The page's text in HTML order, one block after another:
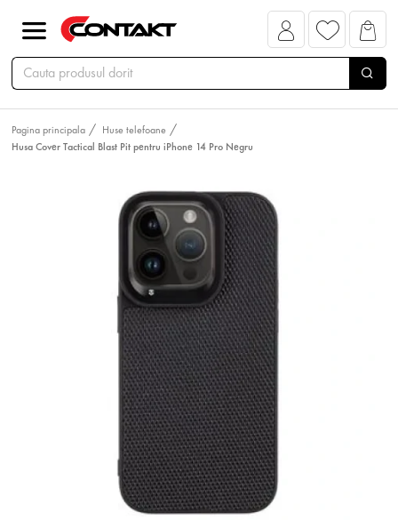
Pagina principala
Huse telefoane
Husa Cover Tactical Blast Pit pentru iPhone 14 Pro Negru